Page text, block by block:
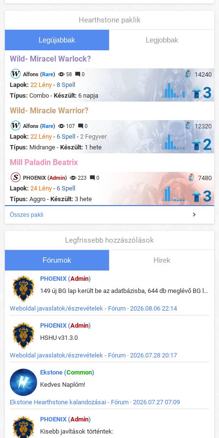
Hearthstone paklik
Legújabbak Legjobbak
Wild- Miracel Warlock?
14240
Alfons (Rare) 58 0
Lapok: 22 Lény - 8 Spell
Típus: Combo - Készült: 6 napja 3
Wild- Miracle Warrior?
12320
Alfons (Rare) 107 0
Lapok: 22 Lény - 6 Spell - 2 Fegyver
Típus: Midrange - Készült: 1 hete 2
Mill Paladin Beatrix
7480
PHOENIX (Admin) 223 0
Lapok: 24 Lény - 6 Spell
Típus: Aggro - Készült: 3 hete 3
Összes pakli
Legfrissebb hozzászólások
Fórumok Hirek
PHOENIX (Admin)
149 új BG lap került be az adatbázisba, 644 db meglévő BG lap módosult, bekerültek az új képek a megváltozott lapokhoz is.
Weboldal javaslatok/észrevételek - Fórum · 2026.08.06 22:14
PHOENIX (Admin)
HSHU v31.3.0
Weboldal javaslatok/észrevételek - Fórum · 2026.07.28 20:17
Ekstone (Common)
Kedves Naplóm!
Ekstone Hearthstone kalandozásai - Fórum · 2026.07.27 07:09
PHOENIX (Admin)
Kisebb javítások történtek: